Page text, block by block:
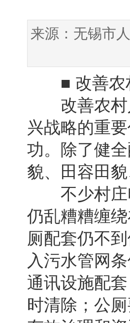
来源：无锡市
■ 改善农
改善农村
兴战略的重
功。除了健
貌、田容田
不少村庄
仍乱糟糟缠
厕配套仍不
入污水管网
通讯设施配
时清除；公